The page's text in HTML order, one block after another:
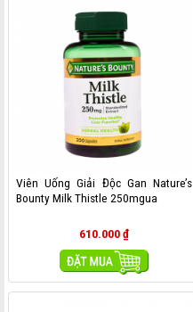
Viên Uống Giải Độc Gan Nature’s
Bounty Milk Thistle 250mgua
610.000₫
MUA HÀNG